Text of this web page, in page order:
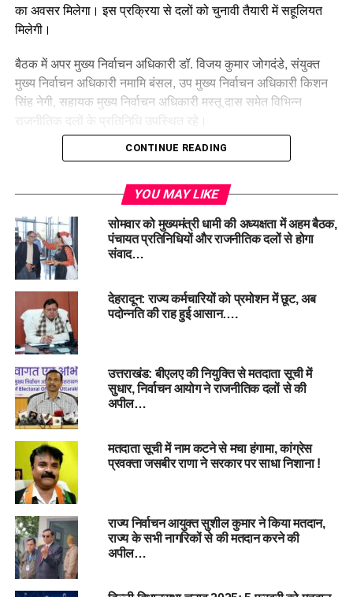
का अवसर मिलेगा। इस प्रक्रिया से दलों को चुनावी तैयारी में सहूलियत
मिलेगी।
बैठक में अपर मुख्य निर्वाचन अधिकारी डॉ. विजय कुमार जोगदंडे, संयुक्त
मुख्य निर्वाचन अधिकारी नमामि बंसल, उप मुख्य निर्वाचन अधिकारी किशन
सिंह नेगी, सहायक मुख्य निर्वाचन अधिकारी मस्तू दास समेत विभिन्न
#ElectionCommission, #PoliticalParties, #VoterList,
#SpecialRevision, #Eligibility Criteria
ELIGIBILITY CRITERIA
POLITICAL PARTIES
SPECIAL REVISION
VOTER LIST
UP NEXT
केदारनाथ धाम: भुकुंट भैरवनाथ के कपाट शीतकाल के लिए बंद,
श्रद्धालुओं ने लिया आशीर्वाद !
DON'T MISS
टिहरी बांध की झील में डूबा युवक, चार घंटे बाद भी नहीं मिली
सफलता…
CONTINUE READING
YOU MAY LIKE
सोमवार को मुख्यमंत्री धामी की अध्यक्षता में अहम बैठक,
पंचायत प्रतिनिधियों और राजनीतिक दलों से होगा
संवाद…
देहरादून: राज्य कर्मचारियों को प्रमोशन में छूट, अब
पदोन्नति की राह हुई आसान….
उत्तराखंड: बीएलए की नियुक्ति से मतदाता सूची में
सुधार, निर्वाचन आयोग ने राजनीतिक दलों से की
अपील…
मतदाता सूची में नाम कटने से मचा हंगामा, कांग्रेस
प्रवक्ता जसबीर राणा ने सरकार पर साधा निशाना !
राज्य निर्वाचन आयुक्त सुशील कुमार ने किया मतदान,
राज्य के सभी नागरिकों से की मतदान करने की
अपील…